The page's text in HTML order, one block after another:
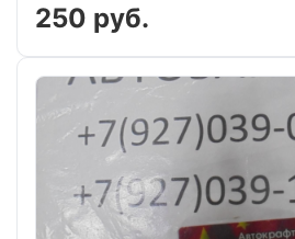
250 руб.